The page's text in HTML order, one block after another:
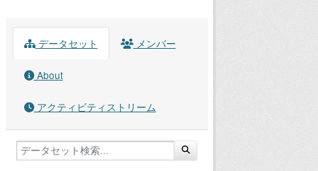
データセット メンバー
About
アクティビティストリーム